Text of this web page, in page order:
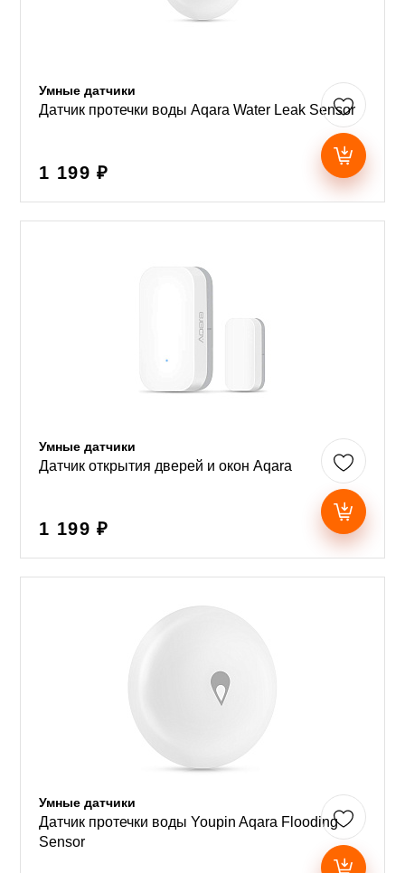
Умные датчики
Датчик протечки воды Aqara Water Leak Sensor
1 199 ₽
Умные датчики
Датчик открытия дверей и окон Aqara
1 199 ₽
Умные датчики
Датчик протечки воды Youpin Aqara Flooding
Sensor